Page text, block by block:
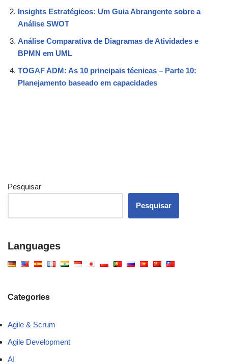
Insights Estratégicos: Um Guia Abrangente sobre a
Análise SWOT
Análise Comparativa de Diagramas de Atividades e
BPMN em UML
TOGAF ADM: As 10 principais técnicas – Parte 10:
Planejamento baseado em capacidades
Pesquisar
Pesquisar
Languages
Categories
Agile & Scrum
Agile Development
AI